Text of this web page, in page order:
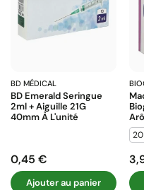
BD MÉDICAL
BD Emerald Seringue
2ml + Aiguille 21G
40mm À L'unité
Prix
0,45 €
Ajouter au panier